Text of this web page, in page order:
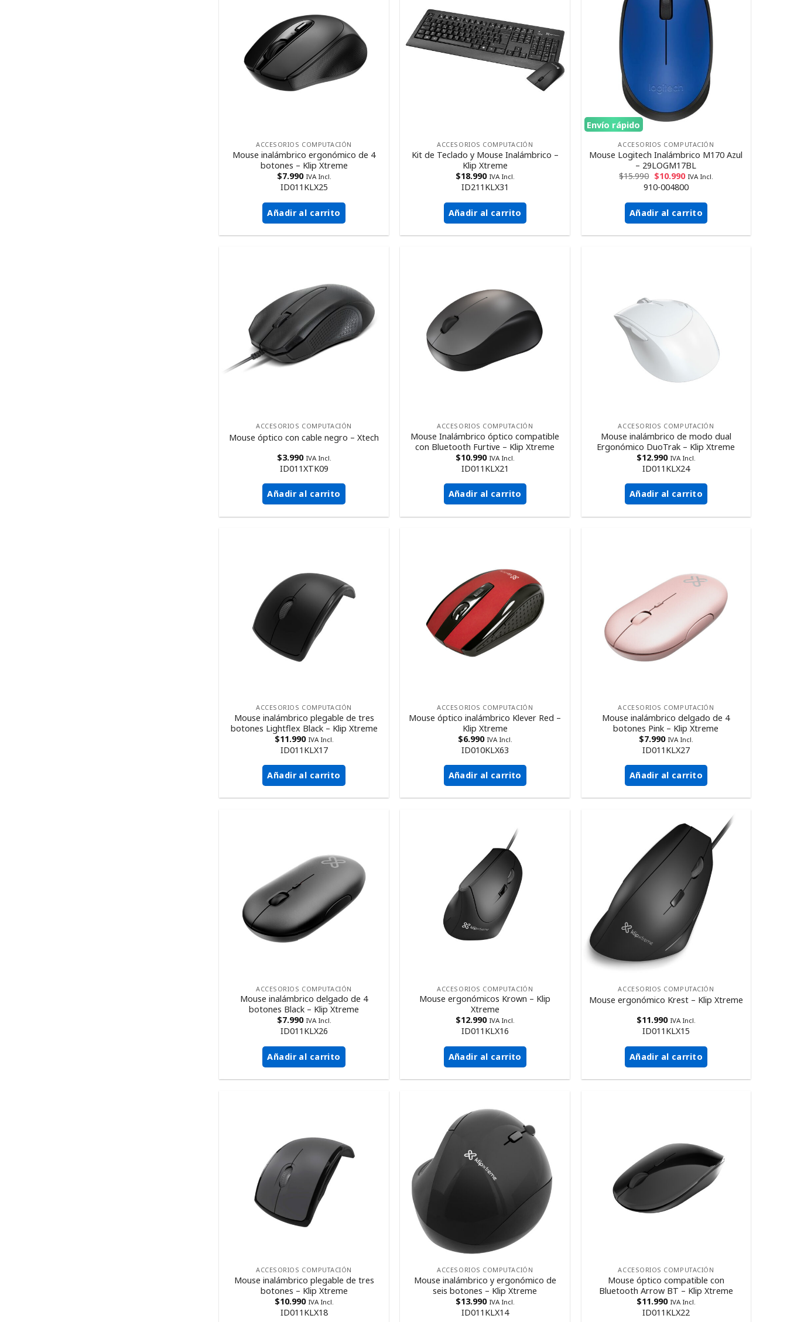
ACCESORIOS COMPUTACIÓN
Mouse inalámbrico ergonómico de 4
botones – Klip Xtreme
$7.990 IVA Incl.
ID011KLX25
Añadir al carrito
ACCESORIOS COMPUTACIÓN
Kit de Teclado y Mouse Inalámbrico –
Klip Xtreme
$18.990 IVA Incl.
ID211KLX31
Añadir al carrito
Envío rápido
ACCESORIOS COMPUTACIÓN
Mouse Logitech Inalámbrico M170 Azul
– 29LOGM17BL
$15.990 $10.990 IVA Incl.
910-004800
Añadir al carrito
ACCESORIOS COMPUTACIÓN
Mouse óptico con cable negro – Xtech
$3.990 IVA Incl.
ID011XTK09
Añadir al carrito
ACCESORIOS COMPUTACIÓN
Mouse Inalámbrico óptico compatible
con Bluetooth Furtive – Klip Xtreme
$10.990 IVA Incl.
ID011KLX21
Añadir al carrito
ACCESORIOS COMPUTACIÓN
Mouse inalámbrico de modo dual
Ergonómico DuoTrak – Klip Xtreme
$12.990 IVA Incl.
ID011KLX24
Añadir al carrito
ACCESORIOS COMPUTACIÓN
Mouse inalámbrico plegable de tres
botones Lightflex Black – Klip Xtreme
$11.990 IVA Incl.
ID011KLX17
Añadir al carrito
ACCESORIOS COMPUTACIÓN
Mouse óptico inalámbrico Klever Red –
Klip Xtreme
$6.990 IVA Incl.
ID010KLX63
Añadir al carrito
ACCESORIOS COMPUTACIÓN
Mouse inalámbrico delgado de 4
botones Pink – Klip Xtreme
$7.990 IVA Incl.
ID011KLX27
Añadir al carrito
ACCESORIOS COMPUTACIÓN
Mouse inalámbrico delgado de 4
botones Black – Klip Xtreme
$7.990 IVA Incl.
ID011KLX26
Añadir al carrito
ACCESORIOS COMPUTACIÓN
Mouse ergonómicos Krown – Klip
Xtreme
$12.990 IVA Incl.
ID011KLX16
Añadir al carrito
ACCESORIOS COMPUTACIÓN
Mouse ergonómico Krest – Klip Xtreme
$11.990 IVA Incl.
ID011KLX15
Añadir al carrito
ACCESORIOS COMPUTACIÓN
Mouse inalámbrico plegable de tres
botones – Klip Xtreme
$10.990 IVA Incl.
ID011KLX18
ACCESORIOS COMPUTACIÓN
Mouse inalámbrico y ergonómico de
seis botones – Klip Xtreme
$13.990 IVA Incl.
ID011KLX14
ACCESORIOS COMPUTACIÓN
Mouse óptico compatible con
Bluetooth Arrow BT – Klip Xtreme
$11.990 IVA Incl.
ID011KLX22